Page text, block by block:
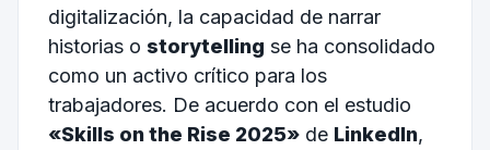
digitalización, la capacidad de narrar
historias o storytelling se ha consolidado
como un activo crítico para los
trabajadores. De acuerdo con el estudio
«Skills on the Rise 2025»de LinkedIn,